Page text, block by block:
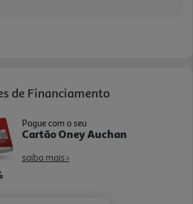
são infinitas!
de Financiamento
Pague com o seu
Cartão Oney Auchan
saiba mais >